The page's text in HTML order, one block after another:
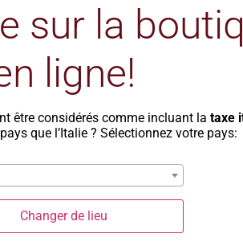
Paniers
produits
Un cadeau
aiment les
sur la
ligne!
être considérés comme incluant la taxe
que l’Italie ? Sélectionnez votre pays:
Changer de lieu